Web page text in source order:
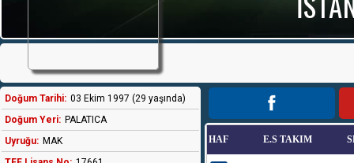
Doğum Tarihi: 03 Ekim 1997 (29 yaşında)
Doğum Yeri: PALATICA
Uyruğu: MAK
HAF E.S TAKIM